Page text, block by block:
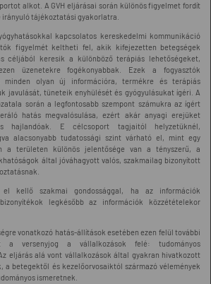
alkot. A GVH eljárásai során különös figyelmet fordít
tájékoztatási gyakorlatra.
kapcsolatos kereskedelmi kommunikáció
figyelmét keltheti fel, akik kifejezetten betegségek
céljából keresik a különböző terápiás lehetőségeket,
üzenetekre fogékonyabbak. Ezek a fogyasztók
minden olyan új információra, termékre és terápiás
javulását, tüneteik enyhülését és gyógyulásukat ígéri. A
során a legfontosabb szempont számukra az ígért
hatás megvalósulása, ezért akár anyagi erejüket
hajlandóak. E célcsoport tagjaitól helyzetüknél,
alacsonyabb tudatossági szint várható el, mint egy
a területen különös jelentősége van a tényszerű, a
által jóváhagyott valós, szakmailag bizonyított
kellő szakmai gondossággal, ha az információk
legkésőbb az információk közzétételekor
vonatkozó hatás-állítások esetében ezen felül további
a versenyjog a vállalkozások felé: tudományos
eljárás alá vont vállalkozások által gyakran hivatkozott
a betegektől és kezelőorvosaiktól származó vélemények
ismeretnek.